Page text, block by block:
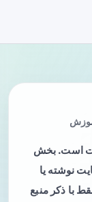
است. بخش
نوشته یا
با ذکر منبع